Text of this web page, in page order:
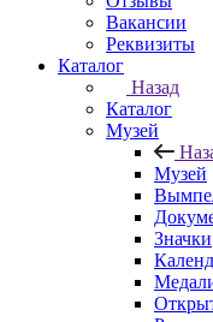
Вакансии
Реквизиты
Каталог
Назад
Каталог
Музей
Музей
Значки